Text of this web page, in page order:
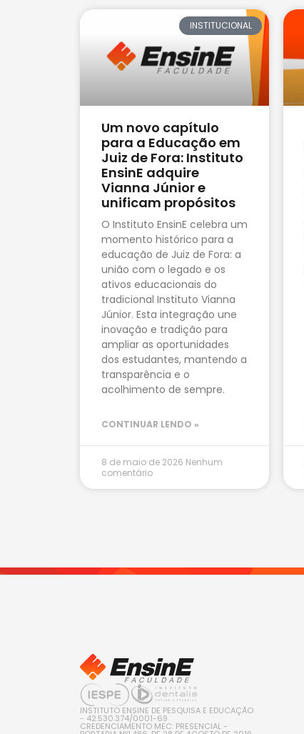
INSTITUCIONAL
Um novo capítulo
para a Educação em
Juiz de Fora: Instituto
EnsinE adquire
Vianna Júnior e
unificam propósitos
O Instituto EnsinE celebra um
momento histórico para a
educação de Juiz de Fora: a
união com o legado e os
ativos educacionais do
tradicional Instituto Vianna
Júnior. Esta integração une
inovação e tradição para
ampliar as oportunidades
dos estudantes, mantendo a
transparência e o
acolhimento de sempre.
CONTINUAR LENDO »
8 de maio de 2026 Nenhum
comentário
INSTITUTO ENSINE DE PESQUISA E EDUCAÇÃO
- 42.530.374/0001-69
CREDENCIAMENTO MEC: PRESENCIAL -